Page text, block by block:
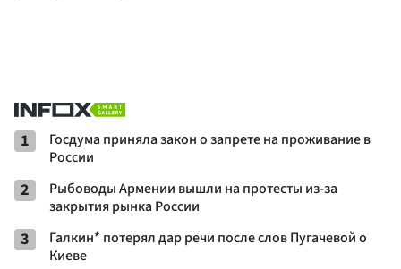
1
Госдума приняла закон о запрете на проживание в
России
2
Рыбоводы Армении вышли на протесты из-за
закрытия рынка России
3
Галкин* потерял дар речи после слов Пугачевой о
Киеве